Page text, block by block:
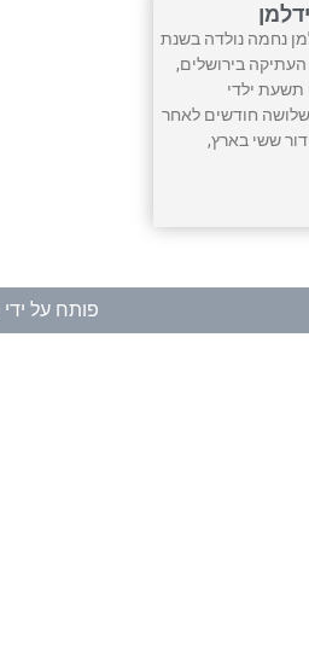
נחמה נולדה בשנת
העתיקה בירושלים,
תשעת ילדי
חודשים לאחר
ששי בארץ,
פותח על ידי